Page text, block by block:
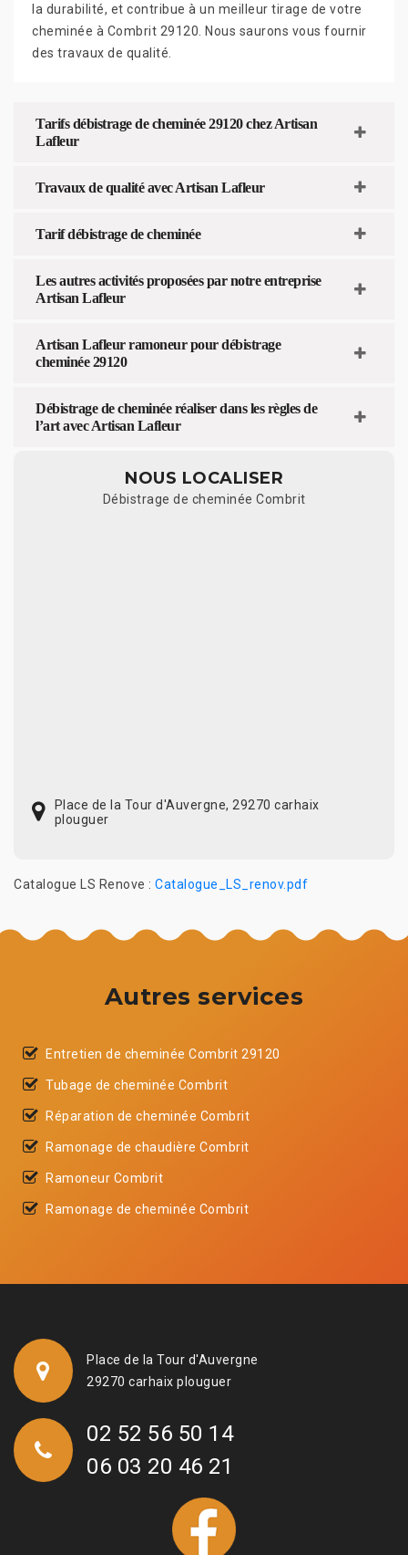
la durabilité, et contribue à un meilleur tirage de votre
cheminée à Combrit 29120. Nous saurons vous fournir
des travaux de qualité.
Tarifs débistrage de cheminée 29120 chez Artisan
Lafleur
Travaux de qualité avec Artisan Lafleur
Tarif débistrage de cheminée
Les autres activités proposées par notre entreprise
Artisan Lafleur
Artisan Lafleur ramoneur pour débistrage
cheminée 29120
Débistrage de cheminée réaliser dans les règles de
l’art avec Artisan Lafleur
NOUS LOCALISER
Débistrage de cheminée Combrit
Place de la Tour d'Auvergne, 29270 carhaix
plouguer
Catalogue LS Renove : Catalogue_LS_renov.pdf
Autres services
Entretien de cheminée Combrit 29120
Tubage de cheminée Combrit
Réparation de cheminée Combrit
Ramonage de chaudière Combrit
Ramoneur Combrit
Ramonage de cheminée Combrit
Place de la Tour d'Auvergne
29270 carhaix plouguer
02 52 56 50 14
06 03 20 46 21